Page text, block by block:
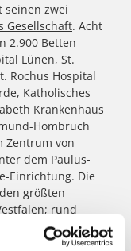
seinen zwei
Gesellschaft. Acht
2.900 Betten
Lünen, St.
Rochus Hospital
Katholisches
Krankenhaus
Hombruch
Zentrum von
dem Paulus-
Einrichtung. Die
größten
rund
der ihnen
Kinder und